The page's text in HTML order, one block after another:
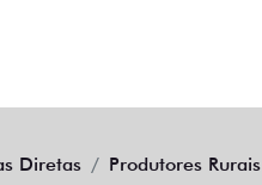
Diretas Produtores Rurais